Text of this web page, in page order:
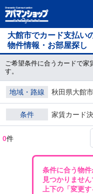
大館市でカード支払い
物件情報・お部屋探し
ご希望条件に合うカードで家
す。
地域・路線 秋田県大館市
条件 家賃カード
0件
条件に合う物件
見つかりません
上下の「変更